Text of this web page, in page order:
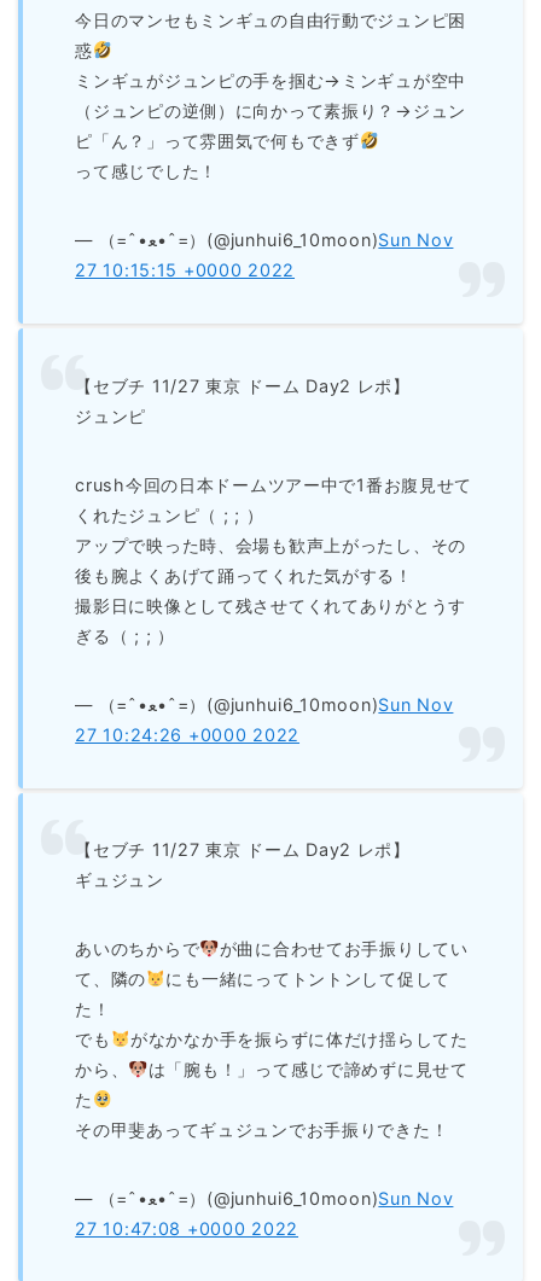
今日のマンセもミンギュの自由行動でジュンピ困
惑
ミンギュがジュンピの手を掴む→ミンギュが空中
（ジュンピの逆側）に向かって素振り？→ジュン
ピ「ん？」って雰囲気で何もできず
って感じでした！
— （=ˆ•ﻌ•ˆ=）(@junhui6_10moon)Sun Nov
27 10:15:15 +0000 2022
【セブチ 11/27 東京 ドーム Day2 レポ】
ジュンピ
crush今回の日本ドームツアー中で1番お腹見せて
くれたジュンピ（ ; ; ）
アップで映った時、会場も歓声上がったし、その
後も腕よくあげて踊ってくれた気がする！
撮影日に映像として残させてくれてありがとうす
ぎる（ ; ; ）
— （=ˆ•ﻌ•ˆ=）(@junhui6_10moon)Sun Nov
27 10:24:26 +0000 2022
【セブチ 11/27 東京 ドーム Day2 レポ】
ギュジュン
あいのちからで
が曲に合わせてお手振りしてい
て、隣の
にも一緒にってトントンして促して
た！
でも
がなかなか手を振らずに体だけ揺らしてた
から、
は「腕も！」って感じで諦めずに見せて
た
その甲斐あってギュジュンでお手振りできた！
— （=ˆ•ﻌ•ˆ=）(@junhui6_10moon)Sun Nov
27 10:47:08 +0000 2022